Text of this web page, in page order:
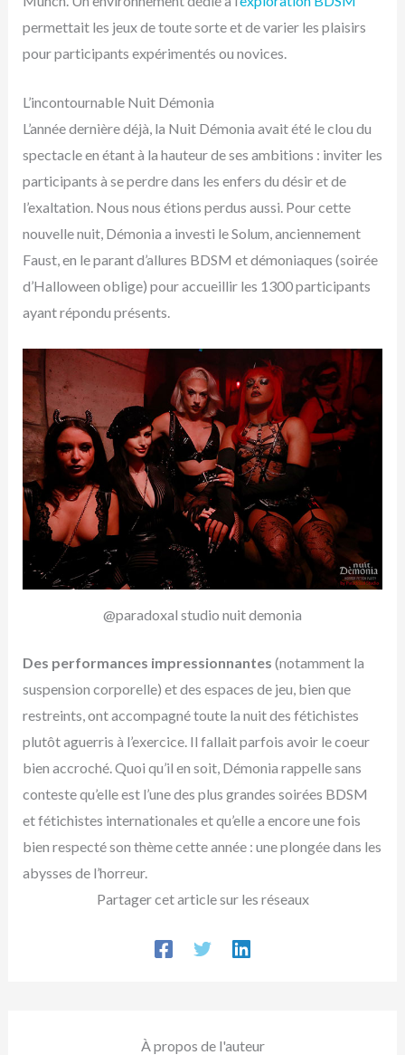
permettait les jeux de toute sorte et de varier les plaisirs
pour participants expérimentés ou novices.
L’incontournable Nuit Démonia
L’année dernière déjà, la Nuit Démonia avait été le clou du
spectacle en étant à la hauteur de ses ambitions : inviter les
participants à se perdre dans les enfers du désir et de
l’exaltation. Nous nous étions perdus aussi. Pour cette
nouvelle nuit, Démonia a investi le Solum, anciennement
Faust, en le parant d’allures BDSM et démoniaques (soirée
d’Halloween oblige) pour accueillir les 1300 participants
ayant répondu présents.
@paradoxal studio nuit demonia
Des performances impressionnantes (notamment la
suspension corporelle) et des espaces de jeu, bien que
restreints, ont accompagné toute la nuit des fétichistes
plutôt aguerris à l’exercice. Il fallait parfois avoir le coeur
bien accroché. Quoi qu’il en soit, Démonia rappelle sans
conteste qu’elle est l’une des plus grandes soirées BDSM
et fétichistes internationales et qu’elle a encore une fois
bien respecté son thème cette année : une plongée dans les
abysses de l’horreur.
Partager cet article sur les réseaux
À propos de l'auteur